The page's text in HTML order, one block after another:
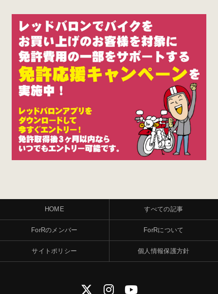
HOME すべての記事
ForRのメンバー ForRについて
サイトポリシー 個人情報保護方針